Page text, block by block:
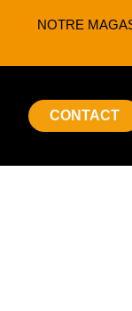
NOTRE
CONTACT